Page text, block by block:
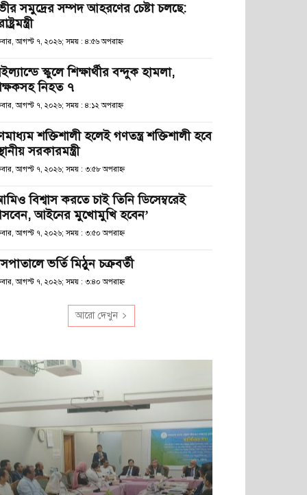
সমুদ্রের সম্পদ আহরণের চেষ্টা চলছে:
আগস্ট ৭, ২০২৬; সময় : ৪:৫৬ অপরাহ্ণ
স্কুলে শিক্ষার্থীর বন্দুক হামলা,
নিহত ৭
আগস্ট ৭, ২০২৬; সময় : ৪:১২ অপরাহ্ণ
শক্তিশালী হলেই গণতন্ত্র শক্তিশালী হবে
সরকারমন্ত্রী
আগস্ট ৭, ২০২৬; সময় : ৩:৫৮ অপরাহ্ণ
বিশ্বাস করতে চাই তিনি ডিসেম্বরেই
আইনের মুখোমুখি হবেন’
আগস্ট ৭, ২০২৬; সময় : ৩:৫০ অপরাহ্ণ
ভর্তি মিঠুন চক্রবর্তী
আগস্ট ৭, ২০২৬; সময় : ৩:৪০ অপরাহ্ণ
আরো দেখুন